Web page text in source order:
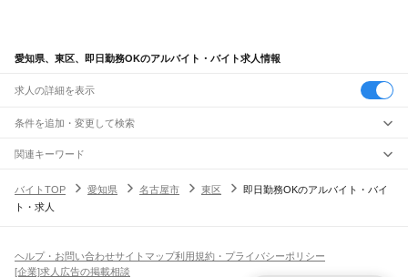
愛知県、東区、即日勤務OKのアルバイト・バイト求人情報
求人の詳細を表示
条件を追加・変更して検索
市区町村を追加・変更
愛知県すべて
名古屋市
豊橋市岡崎市一宮市瀬戸市半田市春日井市豊川市津島市碧南市刈谷市
駅を追加・変更
JR飯田線(豊橋～天竜峡)
職種を追加・変更
飲食・フードサービスすべて
ホールスタッフキッチンスタッフ
人気
関連キーワード
バイトTOP
愛知県 名古屋市 東区
即日勤務OKのアルバイト・バイ
ト・求人
ヘルプ・お問い合わせサイトマップ利用規約・プライバシーポリシー
[企業]求人広告の掲載相談